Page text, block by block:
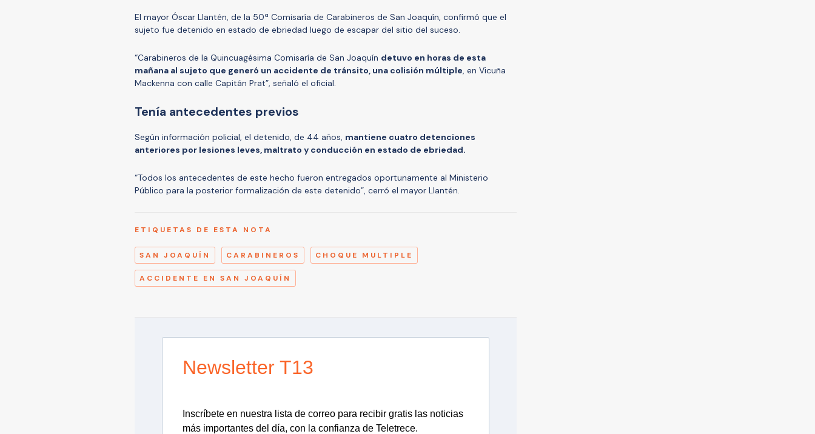
El mayor Óscar Llantén, de la 50ª Comisaría de Carabineros de San Joaquín, confirmó que el
sujeto fue detenido en estado de ebriedad luego de escapar del sitio del suceso.
“Carabineros de la Quincuagésima Comisaría de San Joaquín detuvo en horas de esta
mañana al sujeto que generó un accidente de tránsito, una colisión múltiple , en Vicuña
Mackenna con calle Capitán Prat”, señaló el oficial.
Tenía antecedentes previos
Según información policial, el detenido, de 44 años, mantiene cuatro detenciones
anteriores por lesiones leves, maltrato y conducción en estado de ebriedad.
“Todos los antecedentes de este hecho fueron entregados oportunamente al Ministerio
Público para la posterior formalización de este detenido”, cerró el mayor Llantén.
ETIQUETAS DE ESTA NOTA
SAN JOAQUÍN CARABINEROS CHOQUE MULTIPLE
ACCIDENTE EN SAN JOAQUÍN
Newsletter T13
Inscríbete en nuestra lista de correo para recibir gratis las noticias
más importantes del día, con la confianza de Teletrece.